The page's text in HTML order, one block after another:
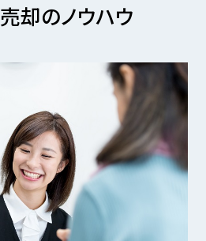
却のノウハウ